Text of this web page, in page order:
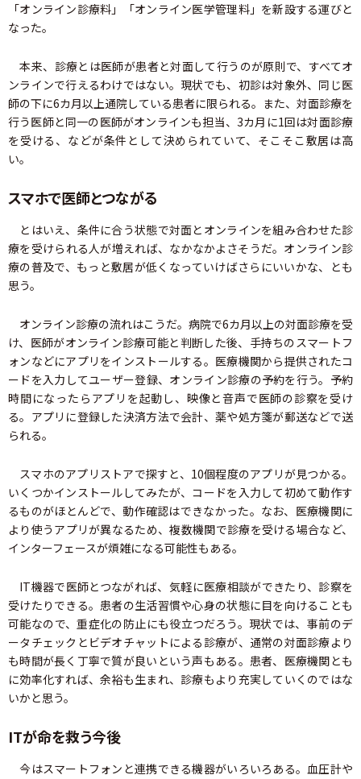
「オンライン診療料」「オンライン医学管理料」を新設する運びと
なった。
本来、診療とは医師が患者と対面して行うのが原則で、すべてオ
ンラインで行えるわけではない。現状でも、初診は対象外、同じ医
師の下に6カ月以上通院している患者に限られる。また、対面診療を
行う医師と同一の医師がオンラインも担当、3カ月に1回は対面診療
を受ける、などが条件として決められていて、そこそこ敷居は高
い。
スマホで医師とつながる
とはいえ、条件に合う状態で対面とオンラインを組み合わせた診
療を受けられる人が増えれば、なかなかよさそうだ。オンライン診
療の普及で、もっと敷居が低くなっていけばさらにいいかな、とも
思う。
オンライン診療の流れはこうだ。病院で6カ月以上の対面診療を受
け、医師がオンライン診療可能と判断した後、手持ちのスマートフ
ォンなどにアプリをインストールする。医療機関から提供されたコ
ードを入力してユーザー登録、オンライン診療の予約を行う。予約
時間になったらアプリを起動し、映像と音声で医師の診察を受け
る。アプリに登録した決済方法で会計、薬や処方箋が郵送などで送
られる。
スマホのアプリストアで探すと、10個程度のアプリが見つかる。
いくつかインストールしてみたが、コードを入力して初めて動作す
るものがほとんどで、動作確認はできなかった。なお、医療機関に
より使うアプリが異なるため、複数機関で診療を受ける場合など、
インターフェースが煩雑になる可能性もある。
IT機器で医師とつながれば、気軽に医療相談ができたり、診察を
受けたりできる。患者の生活習慣や心身の状態に目を向けることも
可能なので、重症化の防止にも役立つだろう。現状では、事前のデ
ータチェックとビデオチャットによる診療が、通常の対面診療より
も時間が長く丁寧で質が良いという声もある。患者、医療機関とも
に効率化すれば、余裕も生まれ、診療もより充実していくのではな
いかと思う。
ITが命を救う今後
今はスマートフォンと連携できる機器がいろいろある。血圧計や